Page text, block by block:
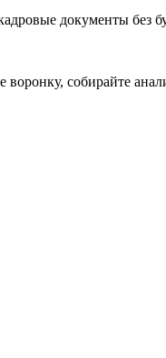
документы без
воронку, собирайте